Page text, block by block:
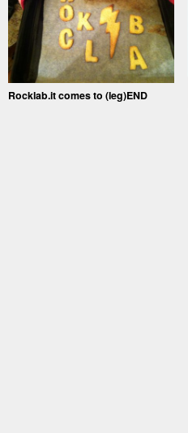
Rocklab.it comes to (leg)END